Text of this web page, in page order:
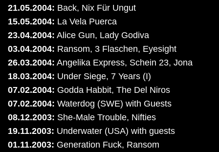
21.05.2004: Back, Nix Für Ungut
15.05.2004: La Vela Puerca
23.04.2004: Alice Gun, Lady Godiva
03.04.2004: Ransom, 3 Flaschen, Eyesight
26.03.2004: Angelika Express, Schein 23, Jona
18.03.2004: Under Siege, 7 Years (I)
07.02.2004: Godda Habbit, The Del Niros
07.02.2004: Waterdog (SWE) with Guests
08.12.2003: She-Male Trouble, Nifties
19.11.2003: Underwater (USA) with guests
01.11.2003: Generation Fuck, Ransom